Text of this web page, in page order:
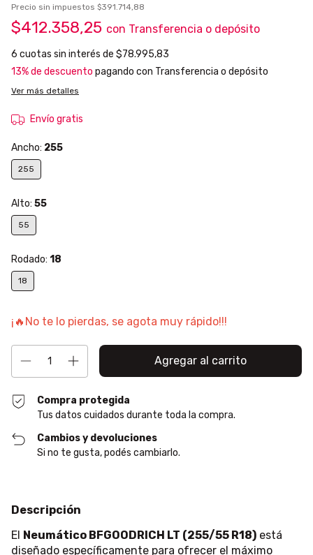
Precio sin impuestos $391.714,88
$412.358,25 con Transferencia o depósito
6 cuotas sin interés de $78.995,83
13% de descuento pagando con Transferencia o depósito
Ver más detalles
Envío gratis
Ancho: 255
255
Alto: 55
55
Rodado: 18
18
¡🔥No te lo pierdas, se agota muy rápido!!!
Compra protegida
Tus datos cuidados durante toda la compra.
Cambios y devoluciones
Si no te gusta, podés cambiarlo.
Descripción
El Neumático BFGOODRICH LT (255/55 R18) está
diseñado específicamente para ofrecer el máximo